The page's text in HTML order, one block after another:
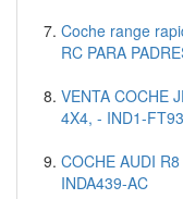
Coche range
RC PARA
VENTA COCHE
4X4, - IND1-
COCHE AUDI
INDA439-AC